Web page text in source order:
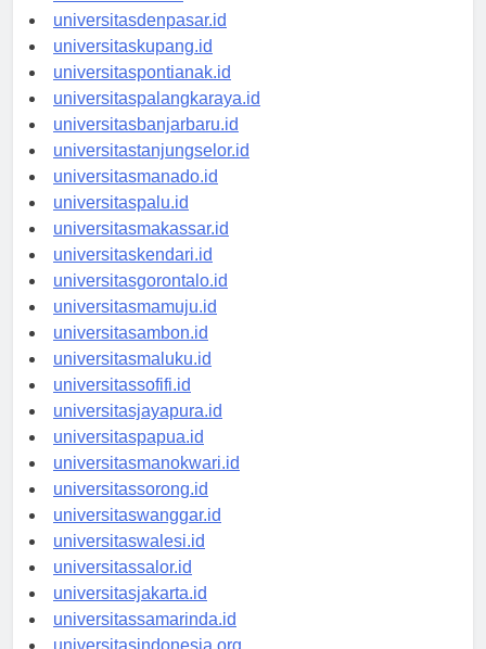
universitasbali.id
universitasdenpasar.id
universitaskupang.id
universitaspontianak.id
universitaspalangkaraya.id
universitasbanjarbaru.id
universitastanjungselor.id
universitasmanado.id
universitaspalu.id
universitasmakassar.id
universitaskendari.id
universitasgorontalo.id
universitasmamuju.id
universitasambon.id
universitasmaluku.id
universitassofifi.id
universitasjayapura.id
universitaspapua.id
universitasmanokwari.id
universitassorong.id
universitaswanggar.id
universitaswalesi.id
universitassalor.id
universitasjakarta.id
universitassamarinda.id